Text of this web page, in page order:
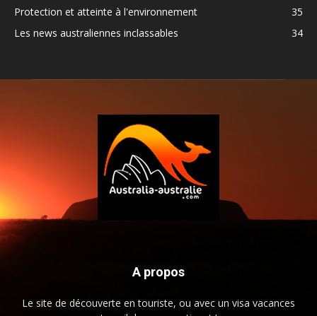
Protection et atteinte à l'environnement
35
Les news australiennes inclassables
34
A propos
Le site de découverte en touriste, ou avec un visa vacances